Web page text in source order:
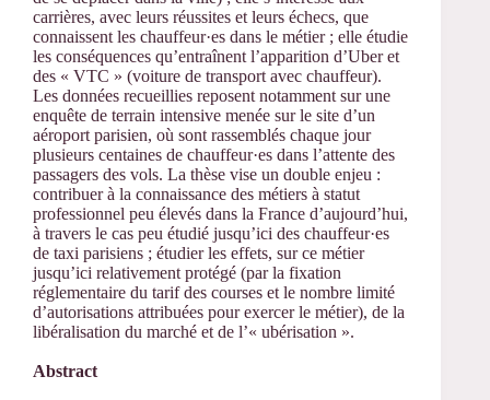
carrières, avec leurs réussites et leurs échecs, que
connaissent les chauffeur·es dans le métier ; elle étudie
les conséquences qu’entraînent l’apparition d’Uber et
des « VTC » (voiture de transport avec chauffeur).
Les données recueillies reposent notamment sur une
enquête de terrain intensive menée sur le site d’un
aéroport parisien, où sont rassemblés chaque jour
plusieurs centaines de chauffeur·es dans l’attente des
passagers des vols. La thèse vise un double enjeu :
contribuer à la connaissance des métiers à statut
professionnel peu élevés dans la France d’aujourd’hui,
à travers le cas peu étudié jusqu’ici des chauffeur·es
de taxi parisiens ; étudier les effets, sur ce métier
jusqu’ici relativement protégé (par la fixation
réglementaire du tarif des courses et le nombre limité
d’autorisations attribuées pour exercer le métier), de la
libéralisation du marché et de l’« ubérisation ».
Abstract